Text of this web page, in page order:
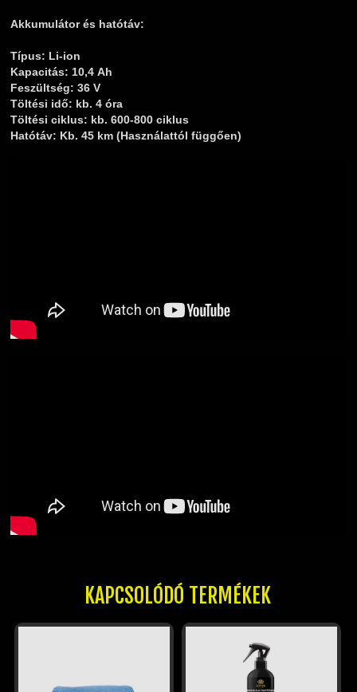
Akkumulátor és hatótáv:
Típus: Li-ion
Kapacitás: 10,4 Ah
Feszültség: 36 V
Töltési idő: kb. 4 óra
Töltési ciklus: kb. 600-800 ciklus
Hatótáv: Kb. 45 km (Használattól függően)
KAPCSOLÓDÓ TERMÉKEK